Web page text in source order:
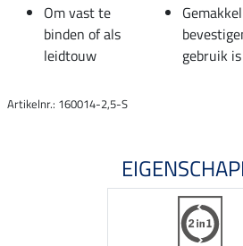
Om vast te
binden of als
leidtouw
gebruik is
Artikelnr.: 160014-2,5-S